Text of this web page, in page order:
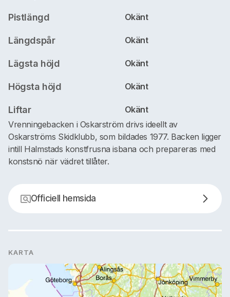
Pistlängd Okänt
Längdspår Okänt
Lägsta höjd Okänt
Högsta höjd Okänt
Liftar
Okänt
Vrenningebacken i Oskarström drivs ideellt av
Oskarströms Skidklubb, som bildades 1977. Backen ligger
intill Halmstads konstfrusna isbana och prepareras med
konstsnö när vädret tillåter.
Officiell hemsida
KARTA